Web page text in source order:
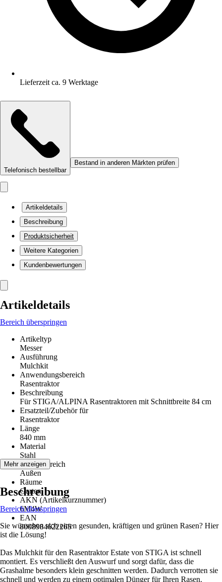
Lieferzeit ca. 9 Werktage
Telefonisch bestellbar
Bestand in anderen Märkten prüfen
Artikeldetails
Beschreibung
Produktsicherheit
Weitere Kategorien
Kundenbewertungen
Artikeldetails
Bereich überspringen
Artikeltyp
Messer
Ausführung
Mulchkit
Anwendungsbereich
Rasentraktor
Beschreibung
Für STIGA/ALPINA Rasentraktoren mit Schnittbreite 84 cm
Ersatzteil/Zubehör für
Rasentraktor
Länge
840 mm
Material
Stahl
Einsatzbereich
Außen
Räume
Garten
AKN (Artikelkurznummer)
6M4W
EAN
8008984622265
Mehr anzeigen
Beschreibung
Bereich überspringen
Sie wünschen sich einen gesunden, kräftigen und grünen Rasen? Hier
ist die Lösung!
Das Mulchkit für den Rasentraktor Estate von STIGA ist schnell
montiert. Es verschließt den Auswurf und sorgt dafür, dass die
Grashalme besonders klein geschnitten werden. Dadurch verrotten sie
schnell und werden zu einem optimalen Dünger für Ihren Rasen.